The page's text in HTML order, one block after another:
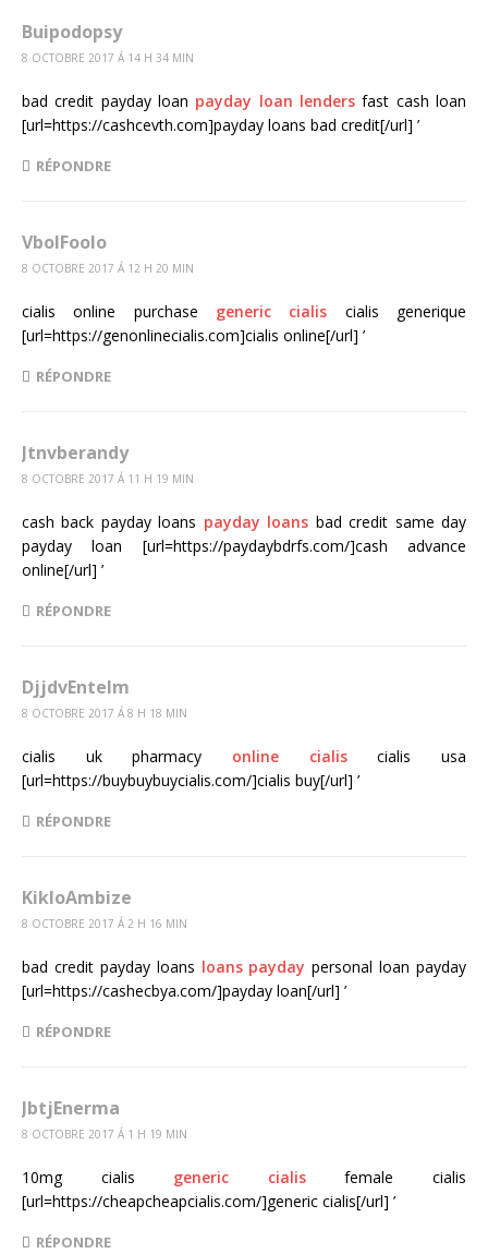
Buipodopsy
8 OCTOBRE 2017 Á 14 H 34 MIN
bad credit payday loan payday loan lenders fast cash loan
[url=https://cashcevth.com]payday loans bad credit[/url] ’
RÉPONDRE
VbolFoolo
8 OCTOBRE 2017 Á 12 H 20 MIN
cialis online purchase generic cialis cialis generique
[url=https://genonlinecialis.com]cialis online[/url] ’
RÉPONDRE
Jtnvberandy
8 OCTOBRE 2017 Á 11 H 19 MIN
cash back payday loans payday loans bad credit same day
payday loan [url=https://paydaybdrfs.com/]cash advance
online[/url] ’
RÉPONDRE
DjjdvEntelm
8 OCTOBRE 2017 Á 8 H 18 MIN
cialis uk pharmacy online cialiscialis usa
[url=https://buybuybuycialis.com/]cialis buy[/url] ’
RÉPONDRE
KikloAmbize
8 OCTOBRE 2017 Á 2 H 16 MIN
bad credit payday loans loans payday personal loan payday
[url=https://cashecbya.com/]payday loan[/url] ’
RÉPONDRE
JbtjEnerma
8 OCTOBRE 2017 Á 1 H 19 MIN
10mg cialis generic cialisfemale cialis
[url=https://cheapcheapcialis.com/]generic cialis[/url] ’
RÉPONDRE